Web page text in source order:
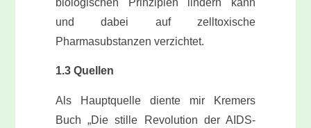
und dabei auf zelltoxische
Pharmasubstanzen verzichtet.
1.3 Quellen
Als Hauptquelle diente mir Kremers
Buch „Die stille Revolution der AIDS-